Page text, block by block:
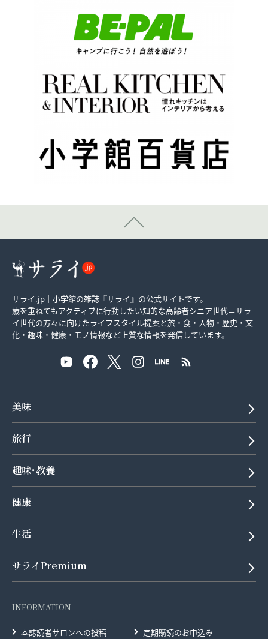
サライ.jp｜小学館の雑誌『サライ』の公式サイトです。
歳を重ねてもアクティブに行動したい知的な高齢者シニア世代＝サラ
イ世代の方々に向けたライフスタイル提案と旅・食・人物・歴史・文
化・趣味・健康・モノ情報など上質な情報を発信しています。
美味
旅行
趣味･教養
健康
生活
サライPremium
INFORMATION
本誌読者サロンへの投稿 定期購読のお申込み